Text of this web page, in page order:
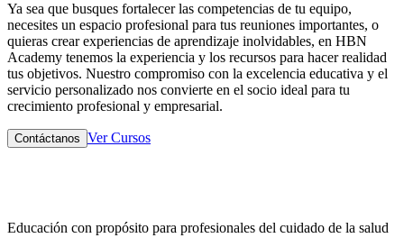
Ya sea que busques fortalecer las competencias de tu equipo,
necesites un espacio profesional para tus reuniones importantes, o
quieras crear experiencias de aprendizaje inolvidables, en HBN
Academy tenemos la experiencia y los recursos para hacer realidad
tus objetivos. Nuestro compromiso con la excelencia educativa y el
servicio personalizado nos convierte en el socio ideal para tu
crecimiento profesional y empresarial.
Contáctanos Ver Cursos
Educación con propósito para profesionales del cuidado de la salud